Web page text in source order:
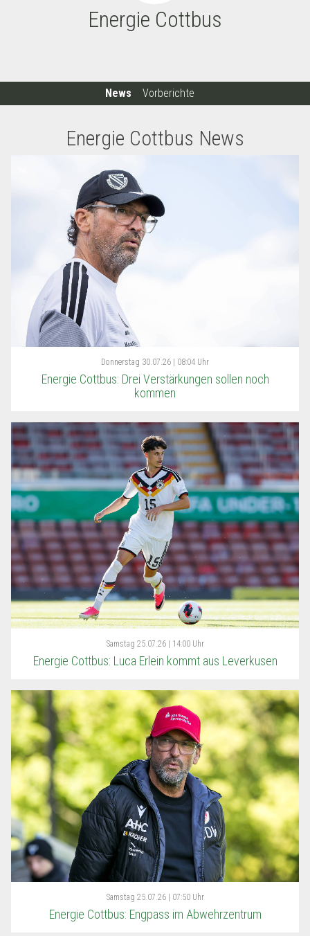
Energie Cottbus
News Vorberichte
Energie Cottbus News
Donnerstag 30.07.26 | 08:04 Uhr
Energie Cottbus: Drei Verstärkungen sollen noch
kommen
Samstag 25.07.26 | 14:00 Uhr
Energie Cottbus: Luca Erlein kommt aus Leverkusen
Samstag 25.07.26 | 07:50 Uhr
Energie Cottbus: Engpass im Abwehrzentrum